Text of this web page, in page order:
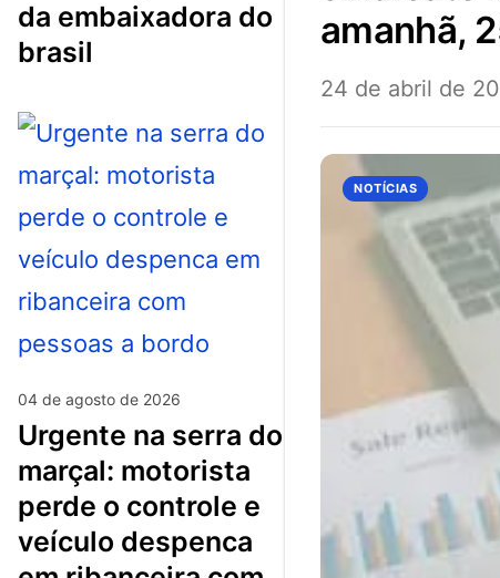
da embaixadora do
brasil
04 de agosto de 2026
urgente na serra do
marçal: motorista
perde o controle e
veículo despenca
amanhã,
24 de abril de
NOTÍCIAS